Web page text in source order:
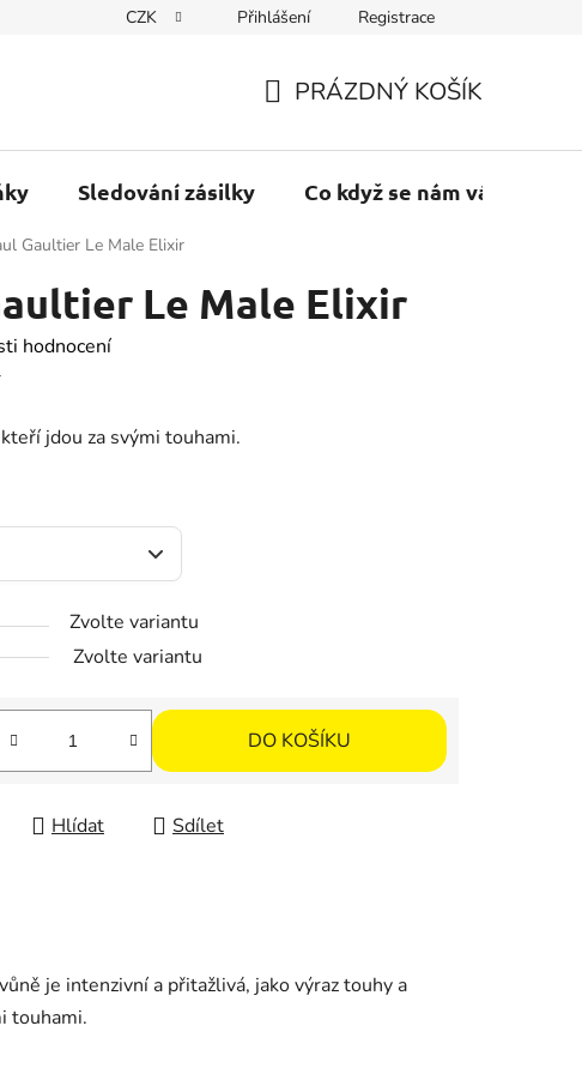
CZK Přihlášení Registrace
KOŠÍK
PRÁZDNÝ KOŠÍK
Sledování zásilky Co když se nám váš balík
Gaultier Le Male Elixir
Le Male Elixir
hodnocení
jdou za svými touhami.
Zvolte variantu
Zvolte variantu
DO KOŠÍKU
Hlídat Sdílet
je intenzivní a přitažlivá, jako výraz touhy a
touhami.